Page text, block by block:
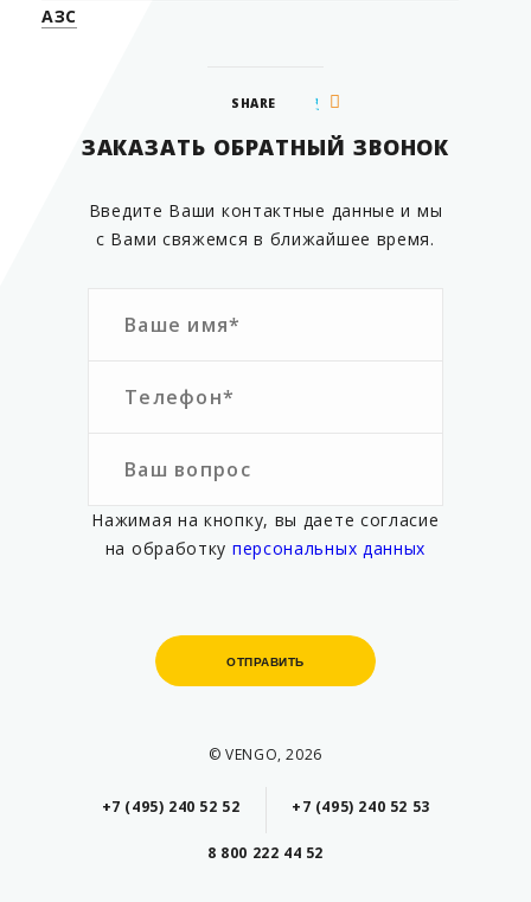
АЗС
SHARE
ЗАКАЗАТЬ ОБРАТНЫЙ ЗВОНОК
Введите Ваши контактные данные и мы
с Вами свяжемся в ближайшее время.
Нажимая на кнопку, вы даете согласие
на обработку персональных данных
ОТПРАВИТЬ
ОТПРАВИТЬ
© VENGO, 2026
+7 (495) 240 52 52 +7 (495) 240 52 53
8 800 222 44 52